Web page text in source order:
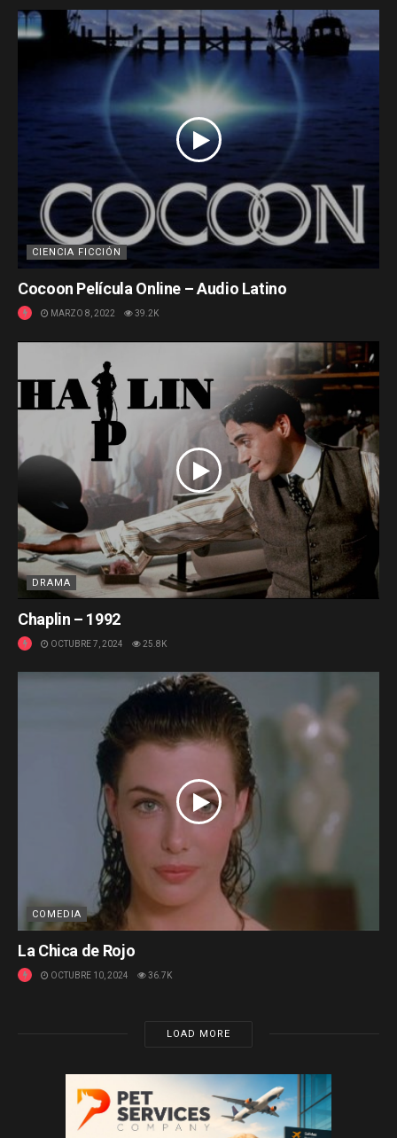
CIENCIA FICCIÓN
Cocoon Película Online – Audio Latino
MARZO 8, 2022 39.2K
DRAMA
Chaplin – 1992
OCTUBRE 7, 2024 25.8K
COMEDIA
La Chica de Rojo
OCTUBRE 10, 2024 36.7K
LOAD MORE